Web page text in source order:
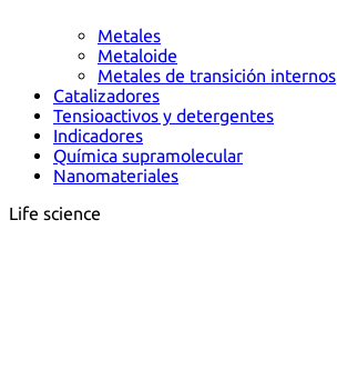
Metales
Metaloide
Metales de transición internos
Catalizadores
Tensioactivos y detergentes
Indicadores
Química supramolecular
Nanomateriales
Life science